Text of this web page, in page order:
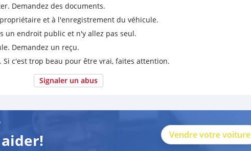
Demandez des documents.
et à l'enregistrement du véhicule.
un endroit public et n'y allez pas seul.
Demandez un reçu.
c'est trop beau pour être vrai, faites attention.
Signaler un abus
Vendre votre voiture